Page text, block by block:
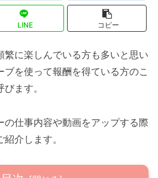
LINE コピー
繁に楽しんでいる方も多いと思い
ブを使って報酬を得ている方のこ
ます。
の仕事内容や動画をアップする際
介します。